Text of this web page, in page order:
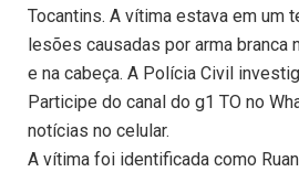
Tocantins. A vítima estava em um
lesões causadas por arma branca
e na cabeça. A Polícia Civil
Participe do canal do g1 TO no
notícias no celular.
A vítima foi identificada como